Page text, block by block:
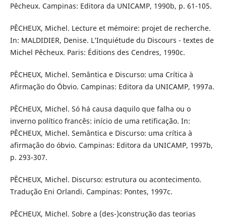
Pêcheux. Campinas: Editora da UNICAMP, 1990b, p. 61-105.
PÊCHEUX, Michel. Lecture et mémoire: projet de recherche.
In: MALDIDIER, Denise. L’Inquiétude du Discours - textes de
Michel Pêcheux. Paris: Éditions des Cendres, 1990c.
PÊCHEUX, Michel. Semântica e Discurso: uma Crítica à
Afirmação do Óbvio. Campinas: Editora da UNICAMP, 1997a.
PÊCHEUX, Michel. Só há causa daquilo que falha ou o
inverno político francês: início de uma retificação. In:
PÊCHEUX, Michel. Semântica e Discurso: uma crítica à
afirmação do óbvio. Campinas: Editora da UNICAMP, 1997b,
p. 293-307.
PÊCHEUX, Michel. Discurso: estrutura ou acontecimento.
Tradução Eni Orlandi. Campinas: Pontes, 1997c.
PÊCHEUX, Michel. Sobre a (des-)construção das teorias